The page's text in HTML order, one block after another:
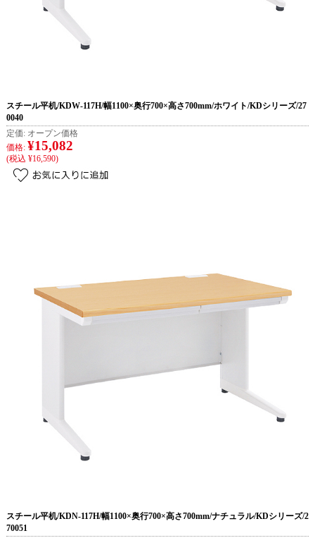
スチール平机/KDW-117H/幅1100×奥行700×高さ700mm/ホワイト/KDシリーズ/27
0040
定価: オープン価格
価格: ¥15,082
(税込 ¥16,590)
スチール平机/KDN-117H/幅1100×奥行700×高さ700mm/ナチュラル/KDシリーズ/2
70051